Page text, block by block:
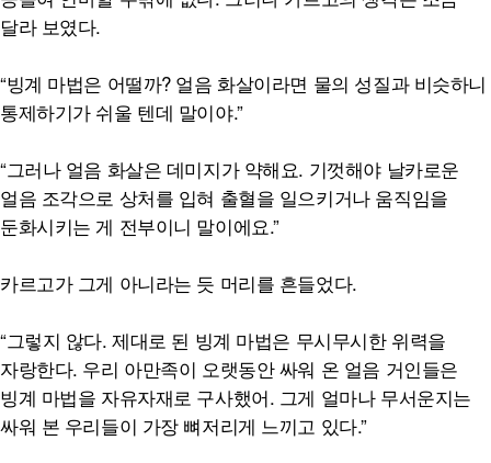
달라 보였다.
“빙계 마법은 어떨까? 얼음 화살이라면 물의 성질과 비슷하니
통제하기가 쉬울 텐데 말이야.”
“그러나 얼음 화살은 데미지가 약해요. 기껏해야 날카로운
얼음 조각으로 상처를 입혀 출혈을 일으키거나 움직임을
둔화시키는 게 전부이니 말이에요.”
카르고가 그게 아니라는 듯 머리를 흔들었다.
“그렇지 않다. 제대로 된 빙계 마법은 무시무시한 위력을
자랑한다. 우리 아만족이 오랫동안 싸워 온 얼음 거인들은
빙계 마법을 자유자재로 구사했어. 그게 얼마나 무서운지는
싸워 본 우리들이 가장 뼈저리게 느끼고 있다.”